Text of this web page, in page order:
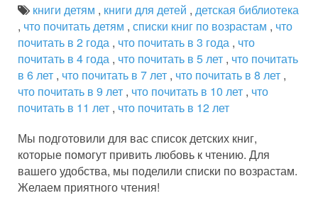
книги детям , книги для детей , детская библиотека
, что почитать детям , списки книг по возрастам , что
почитать в 2 года , что почитать в 3 года , что
почитать в 4 года , что почитать в 5 лет , что почитать
в 6 лет , что почитать в 7 лет , что почитать в 8 лет ,
что почитать в 9 лет , что почитать в 10 лет , что
почитать в 11 лет , что почитать в 12 лет
Мы подготовили для вас список детских книг,
которые помогут привить любовь к чтению. Для
вашего удобства, мы поделили списки по возрастам.
Желаем приятного чтения!